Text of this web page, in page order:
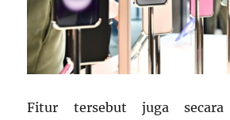
Fitur tersebut juga